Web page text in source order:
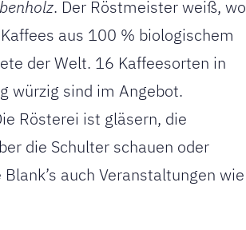
. Der Röstmeister weiß, wo
aus 100 % biologischem
der Welt. 16 Kaffeesorten in
würzig sind im Angebot.
Rösterei ist gläsern, die
die Schulter schauen oder
auch Veranstaltungen wie